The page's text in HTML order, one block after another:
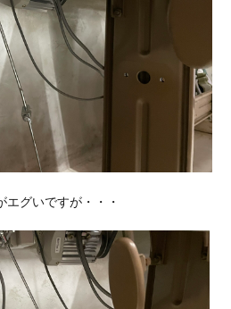
エグいですが・・・